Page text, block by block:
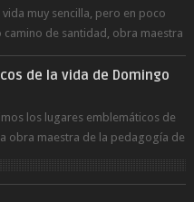
muy sencilla, pero en poco
de santidad, obra maestra
de la vida de Domingo
los lugares emblemáticos de
obra maestra de la pedagogía de